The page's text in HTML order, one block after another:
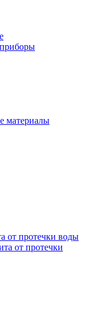
материалы
от протечки воды
от протечки